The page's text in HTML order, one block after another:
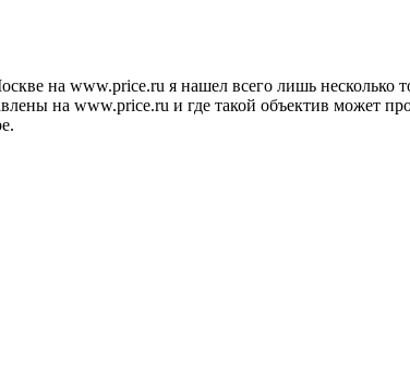
на www.price.ru я нашел всего лишь
на www.price.ru и где такой объектив может